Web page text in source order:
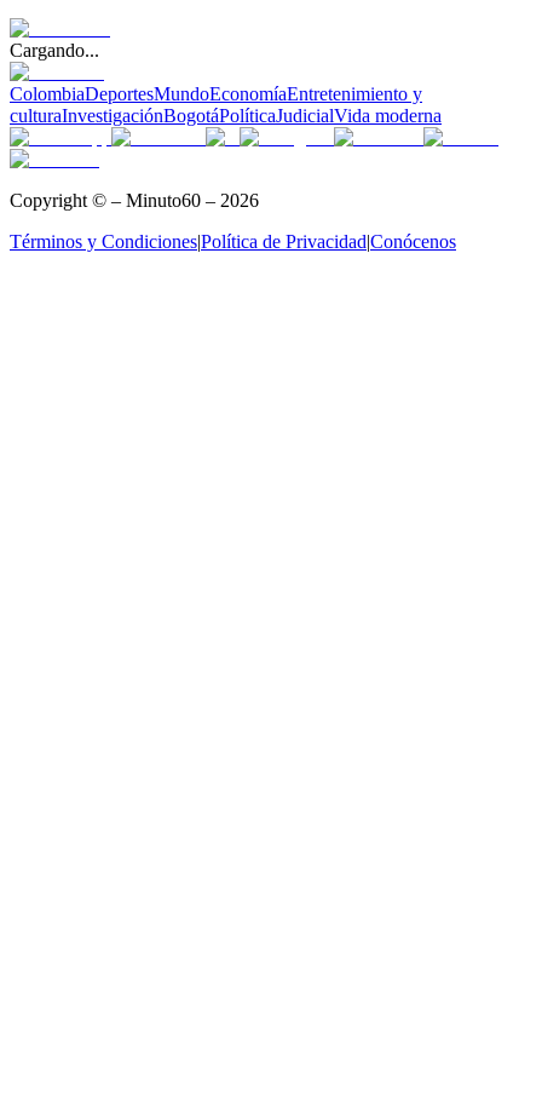
Cargando...
ColombiaDeportesMundoEconomíaEntretenimiento y
culturaInvestigaciónBogotáPolíticaJudicialVida moderna
Copyright © – Minuto60 – 2026
Términos y Condiciones|Política de Privacidad|Conócenos